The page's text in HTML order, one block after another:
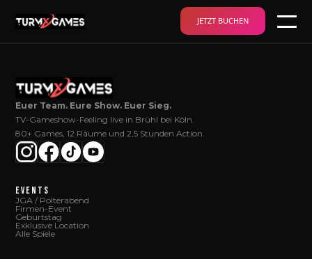
JETZT BUCHEN
Euer Team. Eure Show. Euer Sieg.
TV-Gameshow-Feeling live in Brühl bei Köln.
80+ Games, 12 Räume und 2,5 Stunden Action.
EVENTS
JGA / Polterabend
Firmen-Event
Geburtstag
Exklusive Location
Alle Spiele